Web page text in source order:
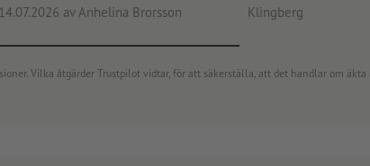
14.07.2026 av Anhelina Brorsson
Klingberg
Vilka åtgärder Trustpilot vidtar, för att säkerställa, att det handlar om äkta